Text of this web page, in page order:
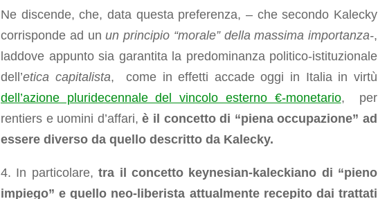
Ne discende, che, data questa preferenza, – che secondo Kalecky
corrisponde ad unun principio “morale” della massima importanza-,
laddove appunto sia garantita la predominanza politico-istituzionale
dell’etica capitalista, come in effetti accade oggi in Italia in virtù
dell’azione pluridecennale del vincolo esterno €-monetario, per
rentiers e uomini d’affari,è il concetto di “piena occupazione” ad
essere diverso da quello descritto da Kalecky.
4. In particolare,tra il concetto keynesian-kaleckiano di “pieno
impiego” e quello neo-liberista attualmente recepito dai trattati